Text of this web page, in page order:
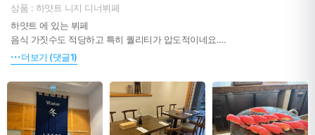
상품 : 하얏트 니지 디너뷔페
하얏트 에 있는 뷔페
음식 가짓수도 적당하고 특히 퀄리티가 압도적이네요.
간만에 진짜 맛있는뷔페 먹어본듯. 강추에요.
더보기 (댓글1)